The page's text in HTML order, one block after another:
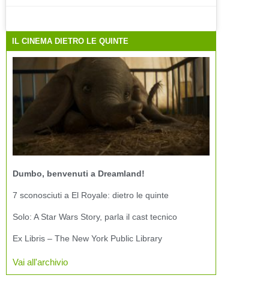
IL CINEMA DIETRO LE QUINTE
Dumbo, benvenuti a Dreamland!
7 sconosciuti a El Royale: dietro le quinte
Solo: A Star Wars Story, parla il cast tecnico
Ex Libris – The New York Public Library
Vai all'archivio